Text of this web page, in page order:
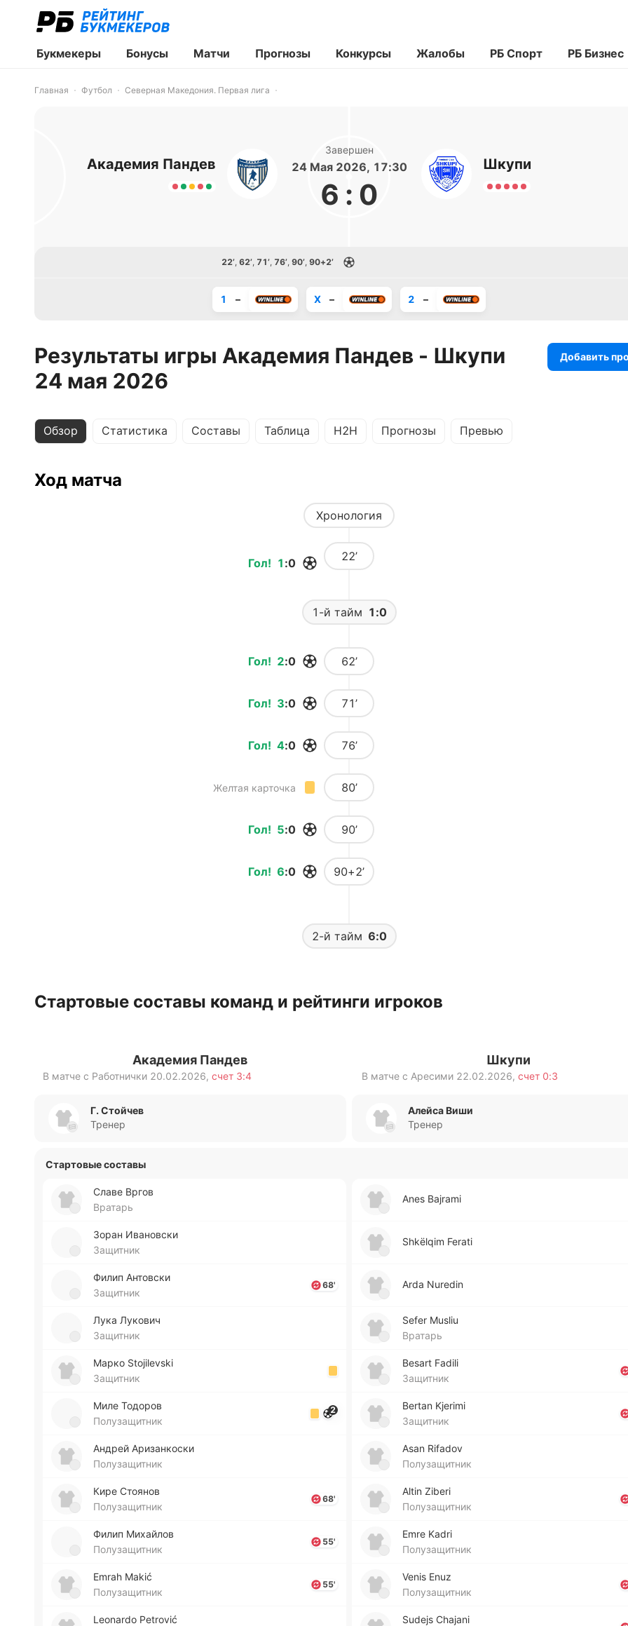
Букмекеры Бонусы Матчи Прогнозы Конкурсы Жалобы РБ Спорт РБ Бизнес
Главная Футбол Северная Македония. Первая лига
Академия Пандев
Завершен
24 Мая 2026, 17:30
6 : 0
Шкупи
22’, 62’, 71’, 76’, 90’, 90+2’
1 – X – 2 –
Результаты игры Академия Пандев - Шкупи
24 мая 2026
Добавить
Обзор Статистика Составы Таблица H2H Прогнозы Превью
Ход матча
Хронология
Гол! 1 :0 22’
1-й тайм 1:0
Гол! 2:0 62’
Гол! 3:0 71’
Гол! 4:0 76’
Желтая карточка 80’
Гол! 5:0 90’
Гол! 6:0 90+2’
2-й тайм 6:0
Стартовые составы команд и рейтинги игроков
Академия Пандев
В матче с Работнички 20.02.2026, счет 3:4
Шкупи
В матче с Аресими 22.02.2026, счет 0:3
Г. Стойчев
Тренер
Алейса Виши
Тренер
Стартовые составы
Славе Вргов
Вратарь
Зоран Ива­но­вски
Защитник
Филип Анто­вски
Защитник
68'
Лука Лу­ко­вич
Защитник
Марко Stojilevski
Защитник
Миле То­до­ров
Полузащитник
2
Андрей Ари­за­нко­ски
Полузащитник
Кире Стоя­нов
Полузащитник
68'
Филип Ми­хай­лов
Полузащитник
55'
Emrah Makić
Полузащитник
55'
Leonardo Petrović
Anes Bajrami
Shkëlqim Ferati
Arda Nuredin
Sefer Musliu
Вратарь
Besart Fadili
Защитник
Bertan Kjerimi
Защитник
Asan Rifadov
Полузащитник
Altin Ziberi
Полузащитник
Emre Kadri
Полузащитник
Venis Enuz
Полузащитник
Sudejs Chajani